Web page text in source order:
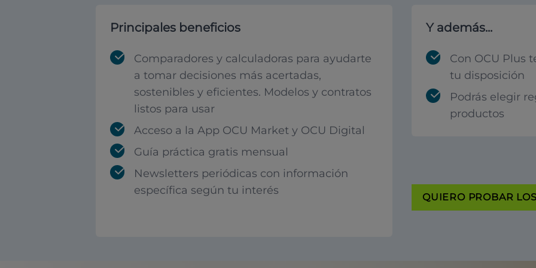
Principales beneficios
Comparadores y calculadoras para ayudarte
a tomar decisiones más acertadas,
sostenibles y eficientes. Modelos y contratos
listos para usar
Acceso a la App OCU Market y OCU Digital
Guía práctica gratis mensual
Newsletters periódicas con información
específica según tu interés
Y además...
Con OCU Plus
tu disposición
Podrás elegir
productos
QUIERO PROBAR